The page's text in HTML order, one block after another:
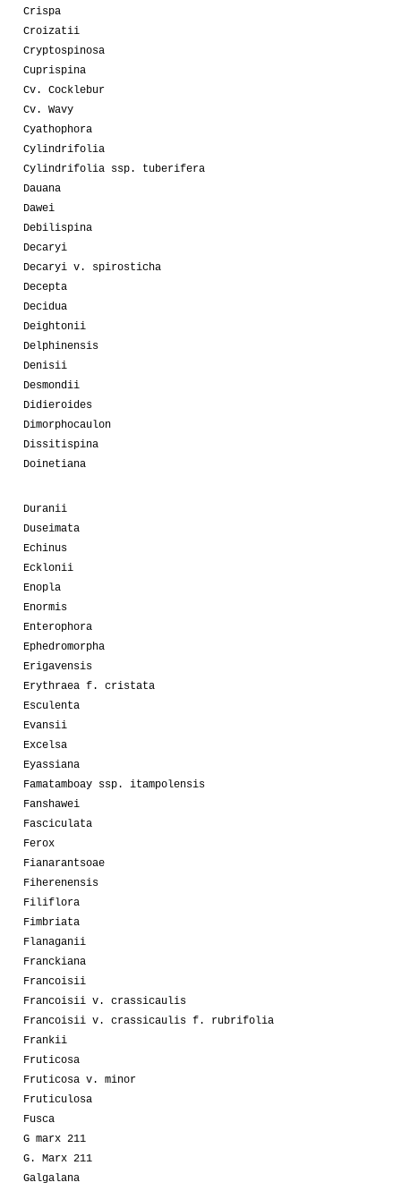
Crispa
Croizatii
Cryptospinosa
Cuprispina
Cv. Cocklebur
Cv. Wavy
Cyathophora
Cylindrifolia
Cylindrifolia ssp. tuberifera
Dauana
Dawei
Debilispina
Decaryi
Decaryi v. spirosticha
Decepta
Decidua
Deightonii
Delphinensis
Denisii
Desmondii
Didieroides
Dimorphocaulon
Dissitispina
Doinetiana
Duranii
Duseimata
Echinus
Ecklonii
Enopla
Enormis
Enterophora
Ephedromorpha
Erigavensis
Erythraea f. cristata
Esculenta
Evansii
Excelsa
Eyassiana
Famatamboay ssp. itampolensis
Fanshawei
Fasciculata
Ferox
Fianarantsoae
Fiherenensis
Filiflora
Fimbriata
Flanaganii
Franckiana
Francoisii
Francoisii v. crassicaulis
Francoisii v. crassicaulis f. rubrifolia
Frankii
Fruticosa
Fruticosa v. minor
Fruticulosa
Fusca
G marx 211
G. Marx 211
Galgalana